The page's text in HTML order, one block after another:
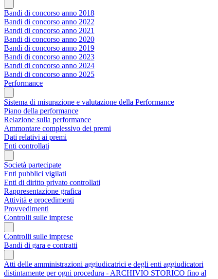
Bandi di concorso anno 2018
Bandi di concorso anno 2022
Bandi di concorso anno 2021
Bandi di concorso anno 2020
Bandi di concorso anno 2019
Bandi di concorso anno 2023
Bandi di concorso anno 2024
Bandi di concorso anno 2025
Performance
Sistema di misurazione e valutazione della Performance
Piano della performance
Relazione sulla performance
Ammontare complessivo dei premi
Dati relativi ai premi
Enti controllati
Società partecipate
Enti pubblici vigilati
Enti di diritto privato controllati
Rappresentazione grafica
Attività e procedimenti
Provvedimenti
Controlli sulle imprese
Controlli sulle imprese
Bandi di gara e contratti
Atti delle amministrazioni aggiudicatrici e degli enti aggiudicatori
distintamente per ogni procedura - ARCHIVIO STORICO fino al